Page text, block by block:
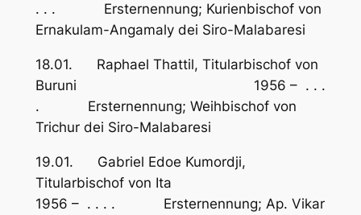
. . . Ersternennung; Kurienbischof von
Ernakulam-Angamaly dei Siro-Malabaresi
18.01. Raphael Thattil, Titularbischof von
Buruni 1956 – . . .
. Ersternennung; Weihbischof von
Trichur dei Siro-Malabaresi
19.01. Gabriel Edoe Kumordji,
Titularbischof von Ita
1956 – . . . . Ersternennung; Ap. Vikar